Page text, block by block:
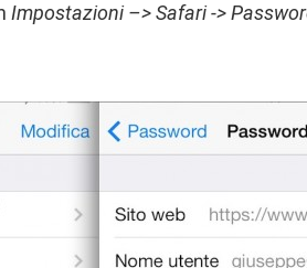
Impostazioni –> Safari ->